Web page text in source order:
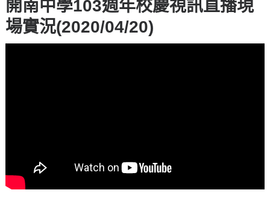
開南中學103週年校慶視訊直播現
場實況(2020/04/20)